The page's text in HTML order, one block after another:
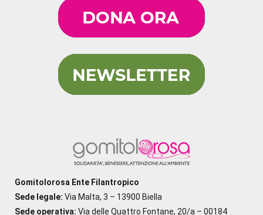
Gomitolorosa Ente Filantropico
Sede legale: Via Malta, 3 – 13900 Biella
Sede operativa: Via delle Quattro Fontane, 20/a – 00184